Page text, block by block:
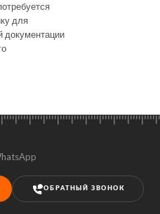
для
документации
ОБРАТНЫЙ ЗВОНОК